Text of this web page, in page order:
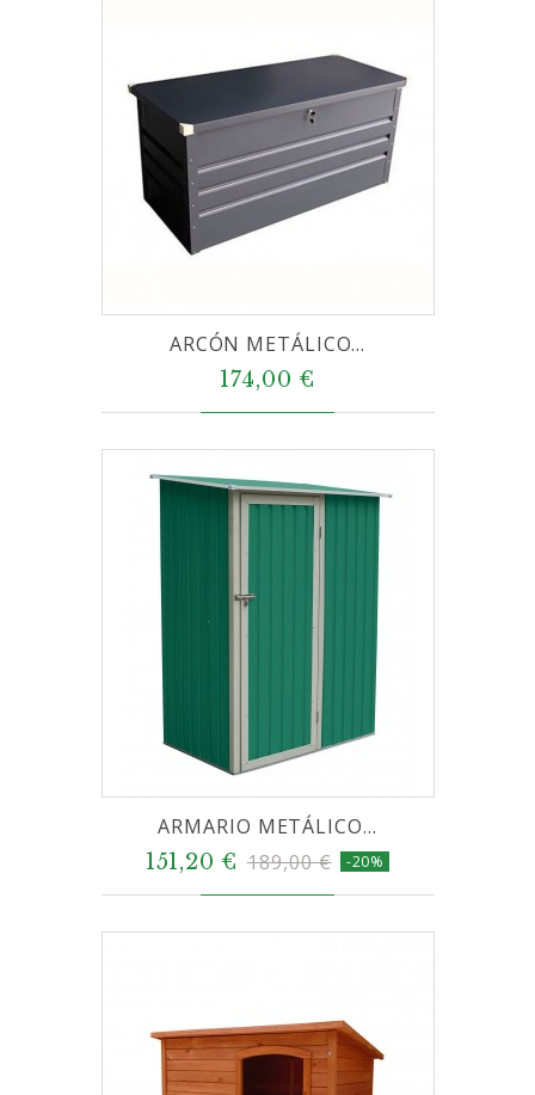
ARCÓN METÁLICO...
174,00 €
ARMARIO METÁLICO...
151,20 € 189,00 € -20%